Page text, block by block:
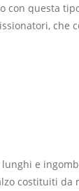
con questa
che
e
costituiti